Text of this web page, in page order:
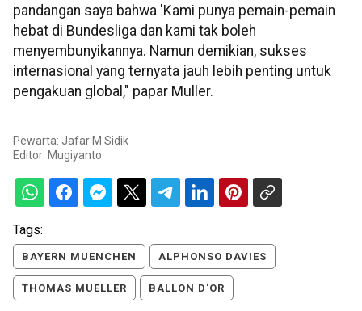
pandangan saya bahwa 'Kami punya pemain-pemain
hebat di Bundesliga dan kami tak boleh
menyembunyikannya. Namun demikian, sukses
internasional yang ternyata jauh lebih penting untuk
pengakuan global," papar Muller.
Pewarta: Jafar M Sidik
Editor: Mugiyanto
Tags:
BAYERN MUENCHEN ALPHONSO DAVIES
THOMAS MUELLER BALLON D'OR